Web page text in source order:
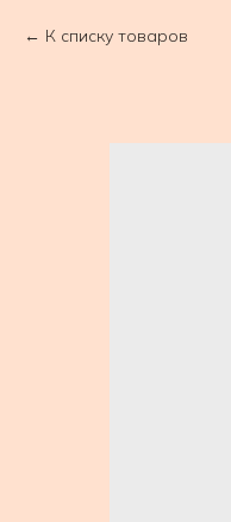
К списку товаров